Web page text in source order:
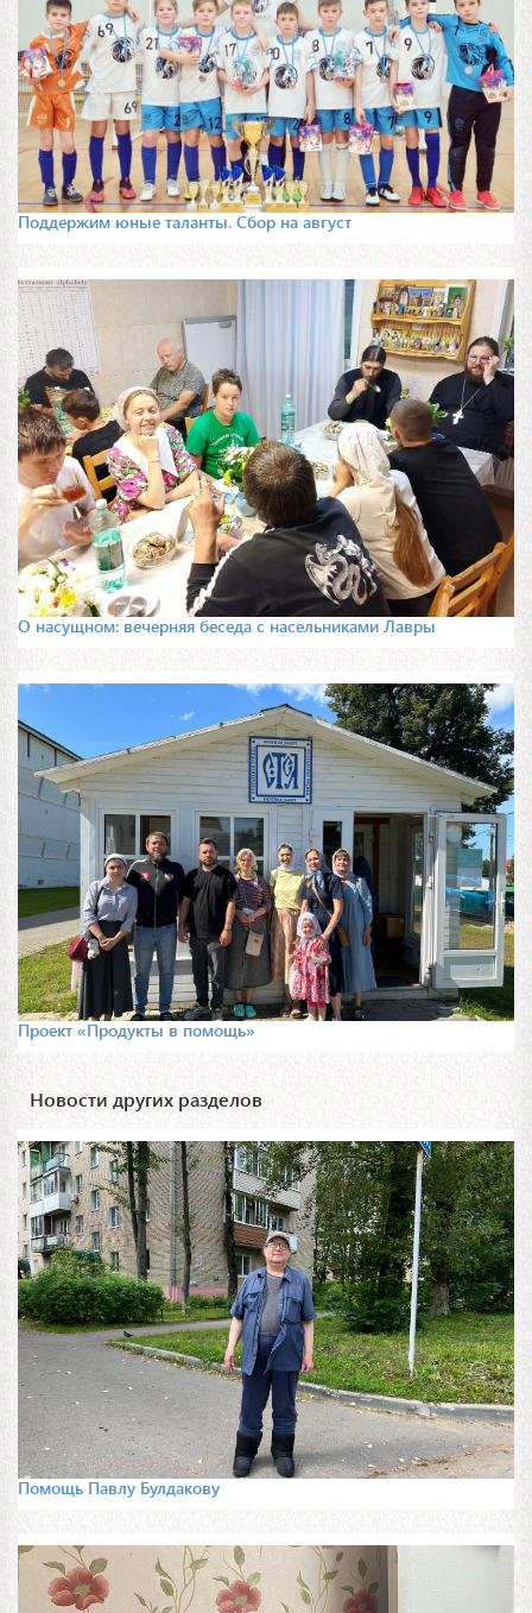
Поддержим юные таланты. Сбор на август
О насущном: вечерняя беседа с насельниками Лавры
Проект «Продукты в помощь»
Новости других разделов
Помощь Павлу Булдакову